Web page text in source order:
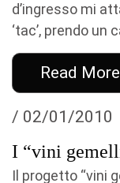
d’ingresso mi
‘tac’, prendo un
Read More
/ 02/01/2010
I “vini
Il progetto “vini